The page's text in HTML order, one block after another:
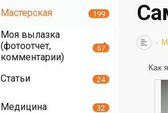
Как
Мастерская 199
Моя вылазка
(фотоотчет,
комментарии)
67
Статьи 24
Медицина 32